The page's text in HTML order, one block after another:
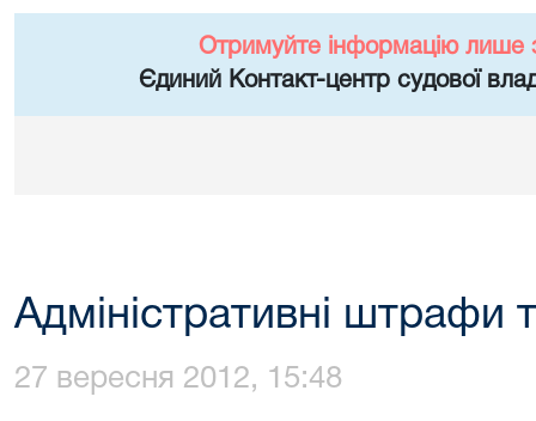
Отримуйте інформацію лише
Єдиний Контакт-центр судової
Адміністративні штрафи
27 вересня 2012, 15:48